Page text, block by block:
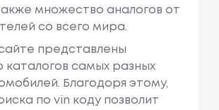
множество аналогов от
со всего мира.
представлены
каталогов самых разных
Благодоря этому,
по vin коду позволит